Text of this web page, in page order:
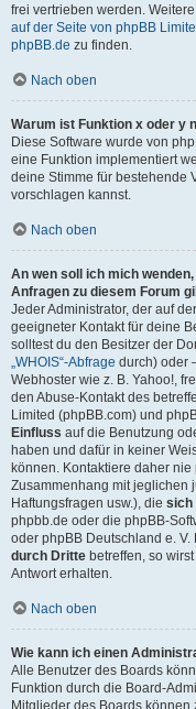
frei vertrieben werden.
auf der Seite von phpBB
phpBB.de zu finden.
Nach oben
Warum ist Funktion x oder y
Diese Software wurde von
eine Funktion implementiert
deine Stimme für bestehende
vorschlagen kannst.
Nach oben
An wen soll ich mich
Anfragen zu diesem Forum
Jeder Administrator, der auf
geeigneter Kontakt für deine
solltest du den Besitzer der
„WHOIS“-Abfrage durch) oder
Webhoster wie z. B. Yahoo!,
den Abuse-Kontakt des
Limited (phpBB.com) und
Einfluss auf die Benutzung
haben und dafür in keiner
können. Kontaktiere daher
Zusammenhang mit jeglichen
Haftungsfragen usw.), die sich
phpbb.de oder die phpBB-
oder phpBB Deutschland e.
durch Dritte betreffen, so
Antwort erhalten.
Nach oben
Wie kann ich einen
Alle Benutzer des Boards
Funktion durch die Board-
Mitglieder des Boards können